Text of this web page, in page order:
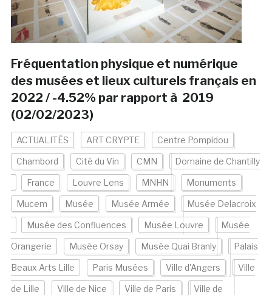
Fréquentation physique et numérique
des musées et lieux culturels français en
2022 / -4.52% par rapport à 2019
(02/02/2023)
ACTUALITÉS ART CRYPTE Centre Pompidou
Chambord Cité du Vin CMN Domaine de Chantilly
France Louvre Lens MNHN Monuments
Mucem Musée Musée Armée Musée Delacroix
Musée des Confluences Musée Louvre Musée
Orangerie Musée Orsay Musée Quai Branly Palais
Beaux Arts Lille Paris Musées Ville d'Angers Ville
de Lille Ville de Nice Ville de Paris Ville de